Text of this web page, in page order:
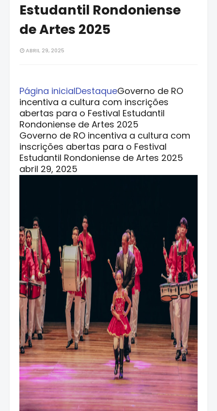
Estudantil Rondoniense
de Artes 2025
ABRIL 29, 2025
Página inicialDestaqueGoverno de RO
incentiva a cultura com inscrições
abertas para o Festival Estudantil
Rondoniense de Artes 2025
Governo de RO incentiva a cultura com
inscrições abertas para o Festival
Estudantil Rondoniense de Artes 2025
abril 29, 2025